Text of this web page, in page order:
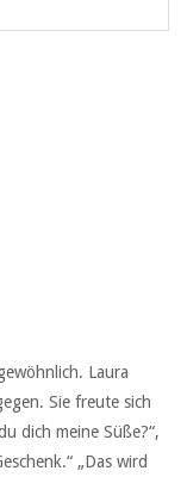
Laura
Sie freute sich
dich meine Süße?“,
„Das wird